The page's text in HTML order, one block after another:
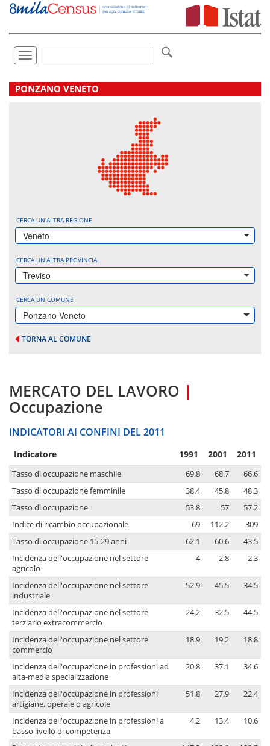
Vai
direttamente
Toggle
navigation
.
PONZANO VENETO
CERCA UN'ALTRA REGIONE
Veneto
CERCA UN'ALTRA PROVINCIA
Treviso
CERCA UN COMUNE
Ponzano Veneto
TORNA AL COMUNE
MERCATO DEL LAVORO |
Occupazione
INDICATORI AI CONFINI DEL 2011
Indicatore 1991 2001 2011
Tasso di occupazione maschile 69.8 68.7
66.6
Tasso di occupazione femminile
38.4 45.8
48.3
Tasso di occupazione
53.8 57
57.2
Indice di ricambio occupazionale
69 112.2
309
Tasso di occupazione 15-29 anni
62.1 60.6
43.5
Incidenza dell'occupazione nel settore
agricolo
4 2.8 2.3
Incidenza dell'occupazione nel settore
industriale
52.9 45.5 34.5
Incidenza dell'occupazione nel settore
terziario extracommercio
24.2 32.5 44.5
Incidenza dell'occupazione nel settore
commercio
18.9 19.2 18.8
Incidenza dell'occupazione in professioni ad
alta-media specializzazione
20.8 37.1 34.6
Incidenza dell'occupazione in professioni
artigiane, operaie o agricole
51.8 27.9 22.4
Incidenza dell'occupazione in professioni a
basso livello di competenza
4.2 13.4 10.6